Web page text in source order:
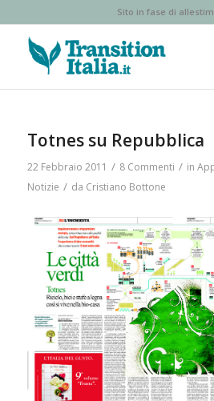
Sito in fase di
Totnes su Repubblica
22 Febbraio 2011 / 8 Commenti / in
Notizie / da Cristiano Bottone